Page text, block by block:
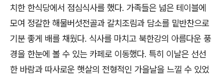
치한 한식당에서 점심식사를 했다. 가족들은 넓은 테이블에
모여 정갈한 해물버섯전골과 갈치조림과 담소를 밑반찬으로
기분 좋게 배를 채웠다. 식사를 마치고 북한강의 아름다운 풍
경을 한눈에 볼 수 있는 카페로 이동했다. 특히 이날은 선선
한 바람과 따사로운 햇살의 전형적인 가을날을 느낄 수 있었